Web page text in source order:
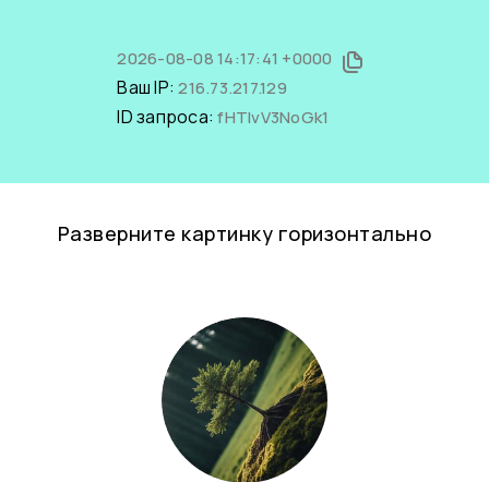
2026-08-08 14:17:41 +0000
Ваш IP:216.73.217.129
ID запроса:fHTlvV3NoGk1
Разверните картинку горизонтально